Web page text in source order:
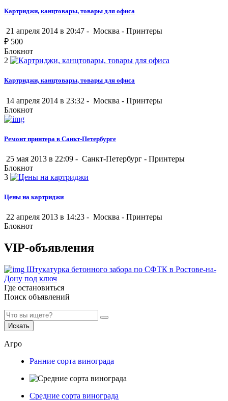
Картриджи, канцтовары, товары для офиса
21 апреля 2014 в 20:47 - Москва - Принтеры
₽ 500
Блокнот
2
Картриджи, канцтовары, товары для офиса
14 апреля 2014 в 23:32 - Москва - Принтеры
Блокнот
Ремонт принтера в Санкт-Петербурге
25 мая 2013 в 22:09 - Санкт-Петербург - Принтеры
Блокнот
3
Цены на картриджи
22 апреля 2013 в 14:23 - Москва - Принтеры
Блокнот
VIP-объявления
Штукатурка бетонного забора по СФТК в Ростове-на-
Дону под ключ
Где остановиться
Поиск объявлений
Искать
Агро
Ранние сорта винограда
Средние сорта винограда